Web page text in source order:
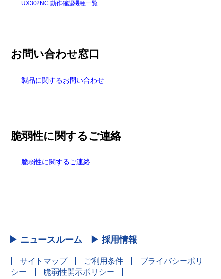
UX302NC 動作確認機種一覧
お問い合わせ窓口
製品に関するお問い合わせ
脆弱性に関するご連絡
脆弱性に関するご連絡
▶ ニュースルーム ▶ 採用情報
サイトマップ ご利用条件
プライバシーポリ
シー
脆弱性開示ポリシー